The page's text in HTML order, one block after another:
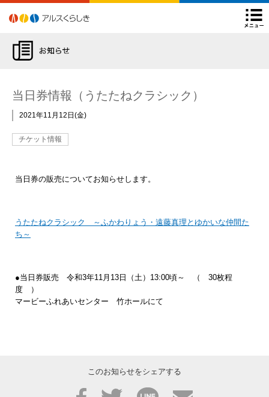
Instagram
YouTube
ARSチ
閉
アルスくらしき
当日券情報（うたたねクラシック）
2021年11月12日 金
チケット情報
当日券の販売についてお知らせします。
うたたねクラシック ～ふかわりょう・遠藤真理とゆかいな仲間た
ち～
●当日券販売 令和3年11月13日（土）13:00頃～ （ 30枚程
度 ）
マービーふれあいセンター 竹ホールにて
このお知らせをシェアする
Facebook Twitter LINE